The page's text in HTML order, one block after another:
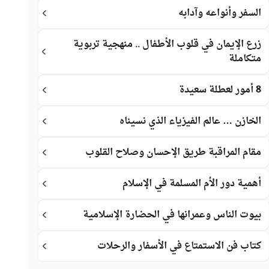
السفر وأنواعه وآدابه
زرع الإيمان في قلوب الأطفال .. منهجية تربوية
متكاملة
8 أمور لعطلة سعيدة
الخازن … عالم الفيزياء الذي نسيناه
مقام المراقبة طريق الإحسان وصلاح القلوب
أهمية دور الأم المسلمة في الإسلام
بيوت الناس وعمرانها في الحضارة الإسلامية
كتاب فن الاستمتاع في الأسفار والرحلات